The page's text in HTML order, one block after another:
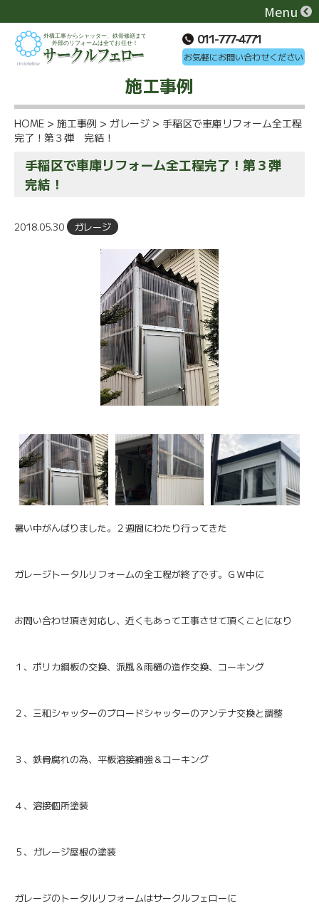
Menu
011-777-4771
お気軽にお問い合わせください
施工事例
HOME > 施工事例 > ガレージ > 手稲区で車庫リフォーム全工程
完了！第３弾 完結！
手稲区で車庫リフォーム全工程完了！第３弾
完結！
2018.05.30 ガレージ
暑い中がんばりました。２週間にわたり行ってきた
ガレージトータルリフォームの全工程が終了です。ＧＷ中に
お問い合わせ頂き対応し、近くもあって工事させて頂くことになり
１、ポリカ鋼板の交換、派風＆雨樋の造作交換、コーキング
２、三和シャッターのブロードシャッターのアンテナ交換と調整
３、鉄骨腐れの為、平板溶接補強＆コーキング
４、溶接個所塗装
５、ガレージ屋根の塗装
ガレージのトータルリフォームはサークルフェローに